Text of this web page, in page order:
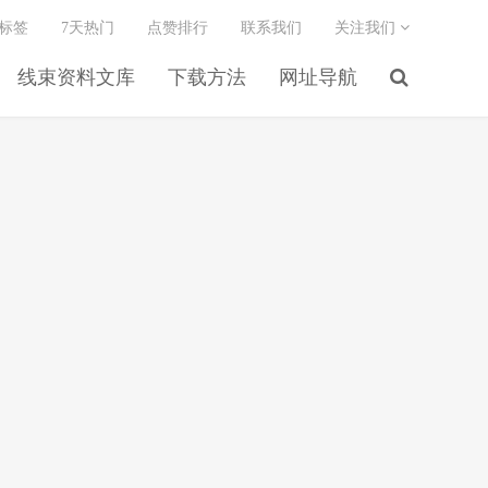
线束资料文库 下载方法 网址导航
签 7天热门 点赞排行 联系我们 关注我们